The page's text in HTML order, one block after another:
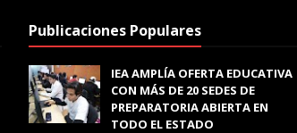
Publicaciones Populares
IEA AMPLÍA OFERTA EDUCATIVA
CON MÁS DE 20 SEDES DE
PREPARATORIA ABIERTA EN
TODO EL ESTADO